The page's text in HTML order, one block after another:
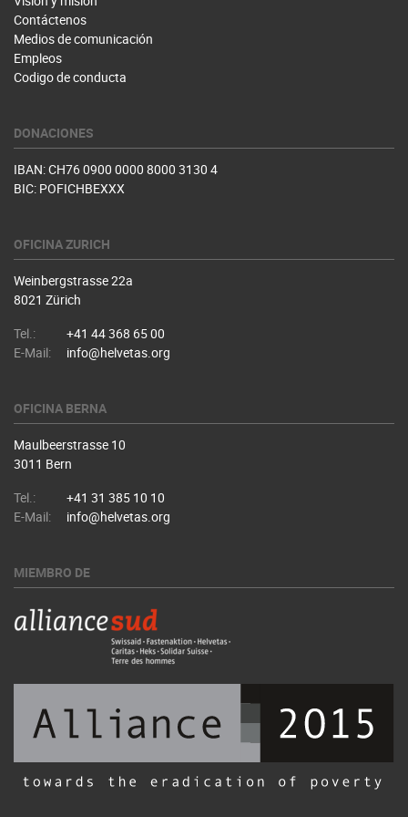
Contáctenos
Medios de comunicación
Empleos
Codigo de conducta
DONACIONES
IBAN: CH76 0900 0000 8000 3130 4
BIC: POFICHBEXXX
OFICINA ZURICH
Weinbergstrasse 22a
8021 Zürich
Tel.:
+41 44 368 65 00
E-Mail:
info@helvetas.org
OFICINA BERNA
Maulbeerstrasse 10
3011 Bern
Tel.:
+41 31 385 10 10
E-Mail:
info@helvetas.org
MIEMBRO DE